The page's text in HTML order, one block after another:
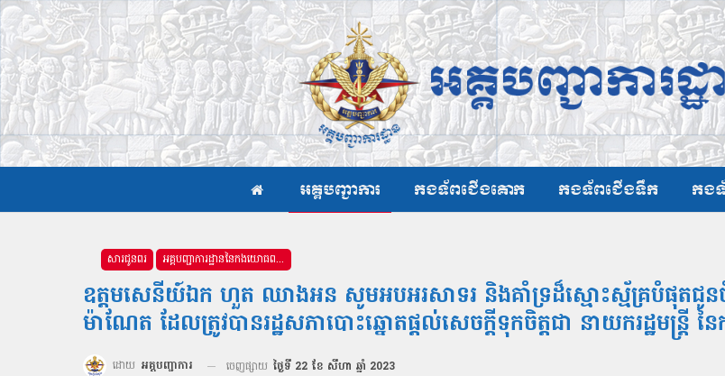
អគ្គបញ្ជាការ កងទ័ពជើងគោក កងទ័ពជើងទឹក កង
សារជូនពរ អគ្គបញ្ជាការដ្ឋាននៃកងយោធពលខេមរភូមិន្ទ
ឧត្តមសេនីយ៍ឯក ហួត ឈាងអន សូមអបអរសាទរ និងគាំទ្រដ៏ស្មោះស្ម័គ្របំផុតជូ
ម៉ាណែត ដែលត្រូវបានរដ្ឋសភាបោះឆ្នោតផ្តល់សេចក្តីទុកចិត្តជា នាយករដ្ឋមន្ត្រី នៃ
ដោយ អគ្គបញ្ជាការ ចេញផ្សាយ ថ្ងៃទី 22 ខែ សីហា ឆ្នាំ 2023